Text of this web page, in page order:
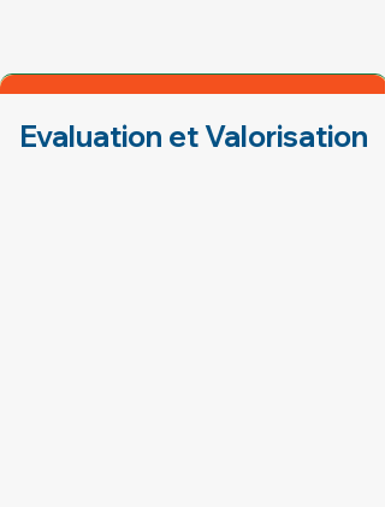
Evaluation et Valorisation